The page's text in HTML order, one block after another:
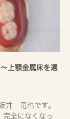
上顎金属床を選
井 竜也です。
全になくなっ